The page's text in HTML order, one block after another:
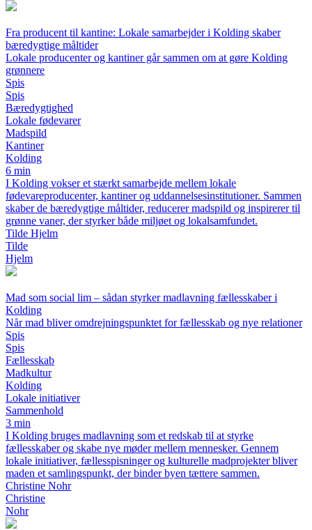
Fra producent til kantine: Lokale samarbejder i Kolding skaber
bæredygtige måltider
Lokale producenter og kantiner går sammen om at gøre Kolding
grønnere
Spis
Spis
Bæredygtighed
Lokale fødevarer
Madspild
Kantiner
Kolding
6 min
I Kolding vokser et stærkt samarbejde mellem lokale
fødevareproducenter, kantiner og uddannelsesinstitutioner. Sammen
skaber de bæredygtige måltider, reducerer madspild og inspirerer til
grønne vaner, der styrker både miljøet og lokalsamfundet.
Tilde Hjelm
Tilde
Hjelm
Mad som social lim – sådan styrker madlavning fællesskaber i
Kolding
Når mad bliver omdrejningspunktet for fællesskab og nye relationer
Spis
Spis
Fællesskab
Madkultur
Kolding
Lokale initiativer
Sammenhold
3 min
I Kolding bruges madlavning som et redskab til at styrke
fællesskaber og skabe nye møder mellem mennesker. Gennem
lokale initiativer, fællesspisninger og kulturelle madprojekter bliver
maden et samlingspunkt, der binder byen tættere sammen.
Christine Nohr
Christine
Nohr